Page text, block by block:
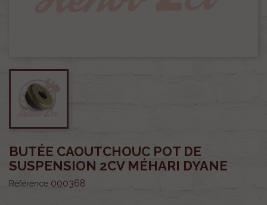
BUTÉE CAOUTCHOUC POT DE
SUSPENSION 2CV MÉHARI DYANE
Référence 000368